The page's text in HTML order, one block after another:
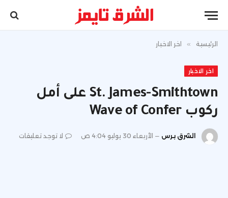
الرئيسية » اخر الاخبار
اخر الاخبار
St. James-Smithtown على أمل
ركوب Wave of Confer
الشرق برس الأربعاء 30 يوليو 4:04 ص لا توجد تعليقات